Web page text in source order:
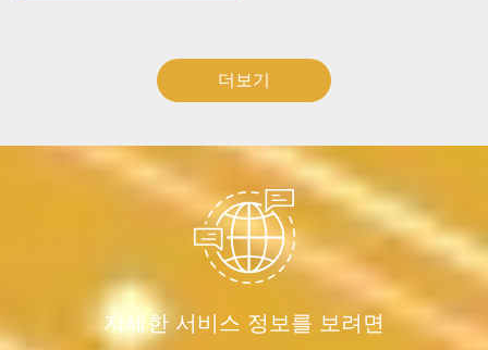
더보기
자세한 서비스 정보를 보려면